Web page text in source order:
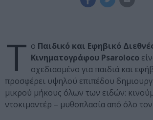
Τ ο Παιδικό και Εφηβικό
Κινηματογράφου Psaroloco
σχεδιασμένο για παιδιά και
προσφέρει υψηλού επιπέδου
μικρού μήκους όλων των ειδών:
ντοκιμαντέρ – μυθοπλασία από όλο